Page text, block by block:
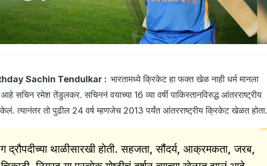
Sachin Tendulkar : भारतामध्ये क्रिकेट हा फक्त खेळ नाही धर्म मानला
आहे सचिन रमेश तेंडुलकर. सचिननं वयाच्या 16 व्या वर्षी पाकिस्तानविरुद्ध आंतरराष्ट्रीय
केलं. त्यानंतर तो पुढील 24 वर्ष म्हणजेच 2013 पर्यंत आंतरराष्ट्रीय क्रिकेट खेळत होता.
द्रौपदीच्या थाळीसारखी होती. सहजता, सौंदर्य, आक्रमकता, जरब,